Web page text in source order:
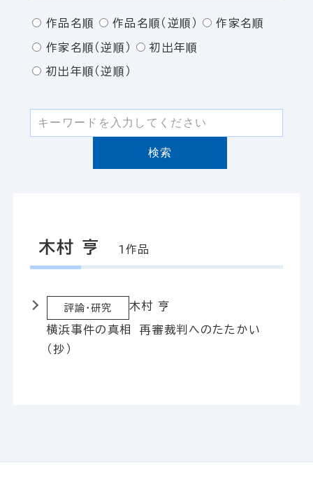
作品名順 作品名順（逆順） 作家名順
作家名順（逆順） 初出年順
初出年順（逆順）
検索
木村 亨 1作品
評論・研究 木村 亨
横浜事件の真相 再審裁判へのたたかい
（抄）